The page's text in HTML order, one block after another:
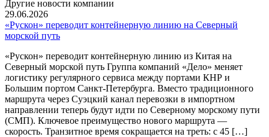
Другие новости компании
29.06.2026
«Рускон» переводит контейнерную линию на Северный
морской путь
«Рускон» переводит контейнерную линию из Китая на
Северный морской путь Группа компаний «Дело» меняет
логистику регулярного сервиса между портами КНР и
Большим портом Санкт-Петербурга. Вместо традиционного
маршрута через Суэцкий канал перевозки в импортном
направлении теперь будут идти по Северному морскому пути
(СМП). Ключевое преимущество нового маршрута —
скорость. Транзитное время сокращается на треть: с 45 […]